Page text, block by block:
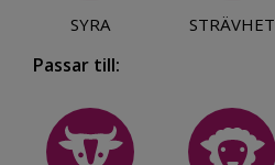
SYRA STRÄVHET
Passar till: